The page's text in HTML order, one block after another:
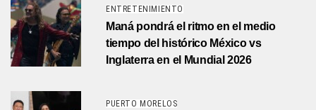
ENTRETENIMIENTO
Maná pondrá el ritmo en el medio
tiempo del histórico México vs
Inglaterra en el Mundial 2026
PUERTO MORELOS